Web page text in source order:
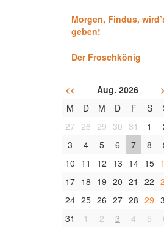
Morgen, Findus,
geben!
Der Froschkönig
<< Aug. 2026
M
D M D F S
27 28 29 30 31 1
3
4 5 6 7 8
10 11 12 13 14 15
17 18 19 20 21 22
24 25 26 27 28 29
31
1 2 3 4 5